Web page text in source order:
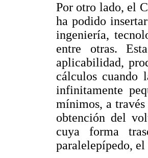
Por otro lado, el
ha podido
ingeniería,
entre otras.
aplicabilidad,
cálculos cuando
infinitamente
mínimos, a
obtención del
cuya forma
paralelepípedo,